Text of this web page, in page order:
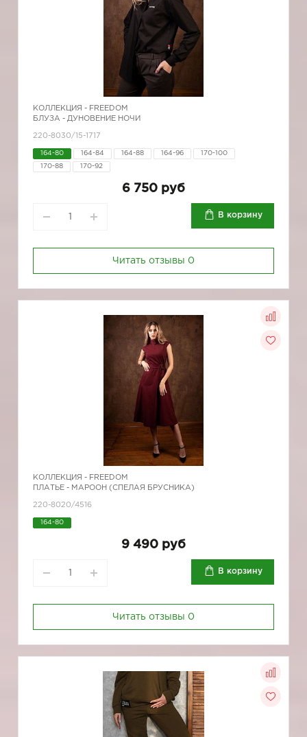
КОЛЛЕКЦИЯ - FREEDOM
БЛУЗА - ДУНОВЕНИЕ НОЧИ
220-8030/15-1717
164-80 164-84 164-88 164-96 170-100
170-88 170-92
6 750 руб
В корзину
Читать отзывы 0
КОЛЛЕКЦИЯ - FREEDOM
ПЛАТЬЕ - МАРООН (СПЕЛАЯ БРУСНИКА)
220-8020/4516
164-80
9 490 руб
В корзину
Читать отзывы 0